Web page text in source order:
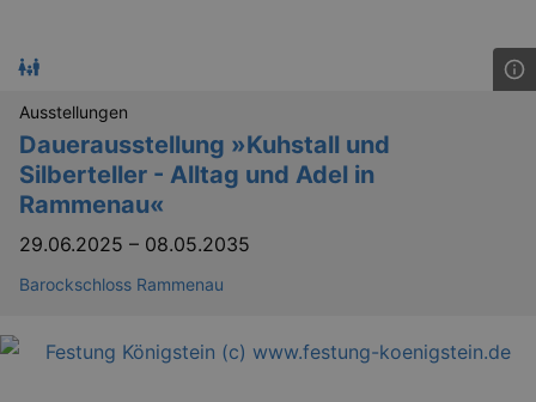
Ausstellungen
Dauerausstellung »Kuhstall und
Silberteller - Alltag und Adel in
Rammenau«
29.06.2025 – 08.05.2035
Barockschloss Rammenau